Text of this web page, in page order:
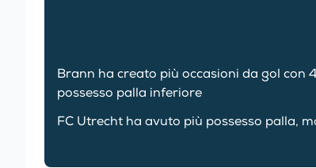
Brann ha creato più occasioni da gol con
possesso palla inferiore
FC Utrecht ha avuto più possesso palla,